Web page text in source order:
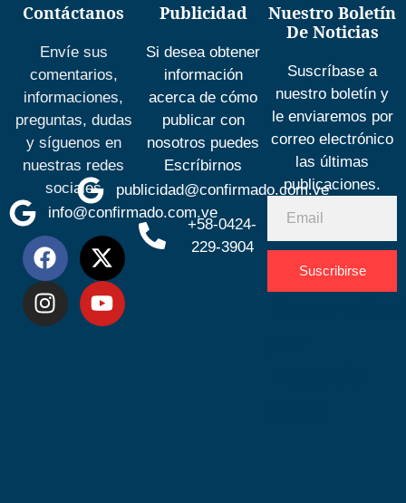
Contáctanos
Envíe sus
comentarios,
informaciones,
preguntas, dudas
y síguenos en
nuestras redes
sociales
info@confirmado.com.ve
Publicidad
Si desea obtener
información
acerca de cómo
publicar con
nosotros puedes
Escríbirnos
publicidad@confirmado.com.ve
+58-0424-
229-3904
Nuestro Boletín
De Noticias
Suscríbase a
nuestro boletín y
le enviaremos por
correo electrónico
las últimas
publicaciones.
Suscribirse